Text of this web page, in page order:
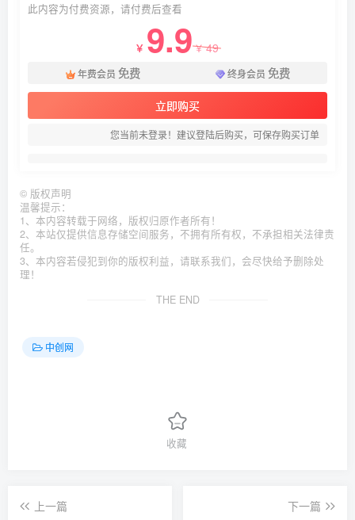
此内容为付费资源，请付费后查看
￥ 9.9￥49
年费会员 免费 终身会员 免费
立即购买
您当前未登录！建议登陆后购买，可保存购买订单
© 版权声明
温馨提示：
1、本内容转载于网络，版权归原作者所有！
2、本站仅提供信息存储空间服务，不拥有所有权，不承担相关法律责
任。
3、本内容若侵犯到你的版权利益，请联系我们，会尽快给予删除处
理！
THE END
中创网
收藏
上一篇
下一篇